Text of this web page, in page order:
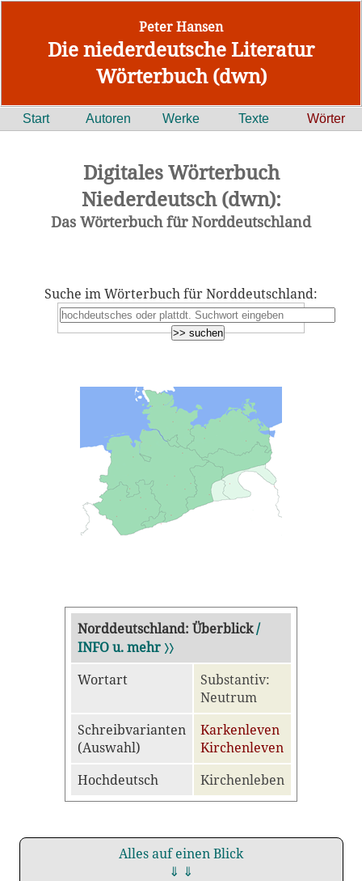
Peter Hansen
Die niederdeutsche Literatur
Wörterbuch (dwn)
Start Autoren Werke Texte Wörter
Digitales Wörterbuch
Niederdeutsch (dwn):
Das Wörterbuch für Norddeutschland
Suche im Wörterbuch für Norddeutschland:
Norddeutschland: Überblick/
INFO u. mehr 〉〉
Wortart
Substantiv:
Neutrum
Schreibvarianten
(Auswahl)
Karkenleven
Kirchenleven
Hochdeutsch
Kirchenleben
Alles auf einen Blick
⇓ ⇓